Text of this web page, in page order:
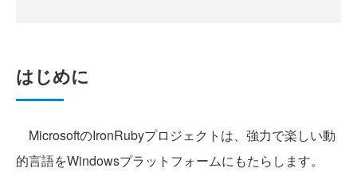
はじめに
MicrosoftのIronRubyプロジェクトは、強力で楽しい動
的言語をWindowsプラットフォームにもたらします。